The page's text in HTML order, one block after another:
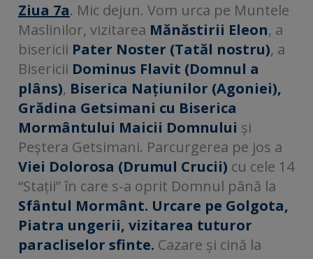
Ziua 7a. Mic dejun. Vom urca pe Muntele
Maslinilor, vizitarea Mănăstirii Eleon, a
bisericii Pater Noster (Tatăl nostru), a
Bisericii Dominus Flavit (Domnul a
plâns), Biserica Națiunilor (Agoniei),
Grădina Getsimani cu Biserica
Mormântului Maicii Domnului și
Peștera Getsimani. Parcurgerea pe jos a
Viei Dolorosa (Drumul Crucii) cu cele 14
“Stații” în care s-a oprit Domnul până la
Sfântul Mormânt. Urcare pe Golgota,
Piatra ungerii, vizitarea tuturor
paracliselor sfinte. Cazare și cină la